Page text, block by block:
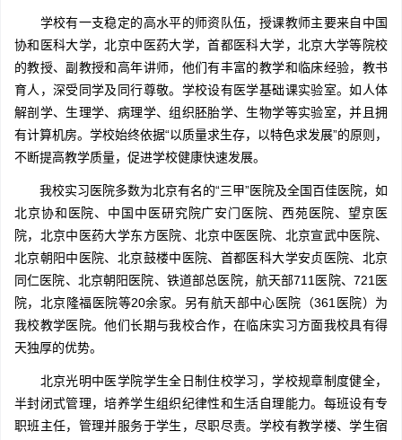
学校有一支稳定的高水平的师资队伍，授课教师主要来自中国
协和医科大学，北京中医药大学，首都医科大学，北京大学等院校
的教授、副教授和高年讲师，他们有丰富的教学和临床经验，教书
育人，深受同学及同行尊敬。学校设有医学基础课实验室。如人体
解剖学、生理学、病理学、组织胚胎学、生物学等实验室，并且拥
有计算机房。学校始终依据“以质量求生存，以特色求发展”的原则，
不断提高教学质量，促进学校健康快速发展。
我校实习医院多数为北京有名的“三甲”医院及全国百佳医院，如
北京协和医院、中国中医研究院广安门医院、西苑医院、望京医
院，北京中医药大学东方医院、北京中医医院、北京宣武中医院、
北京朝阳中医院、北京鼓楼中医院、首都医科大学安贞医院、北京
同仁医院、北京朝阳医院、铁道部总医院，航天部711医院、721医
院，北京隆福医院等20余家。另有航天部中心医院（361医院）为
我校教学医院。他们长期与我校合作，在临床实习方面我校具有得
天独厚的优势。
北京光明中医学院学生全日制住校学习，学校规章制度健全，
半封闭式管理，培养学生组织纪律性和生活自理能力。每班设有专
职班主任，管理并服务于学生，尽职尽责。学校有教学楼、学生宿